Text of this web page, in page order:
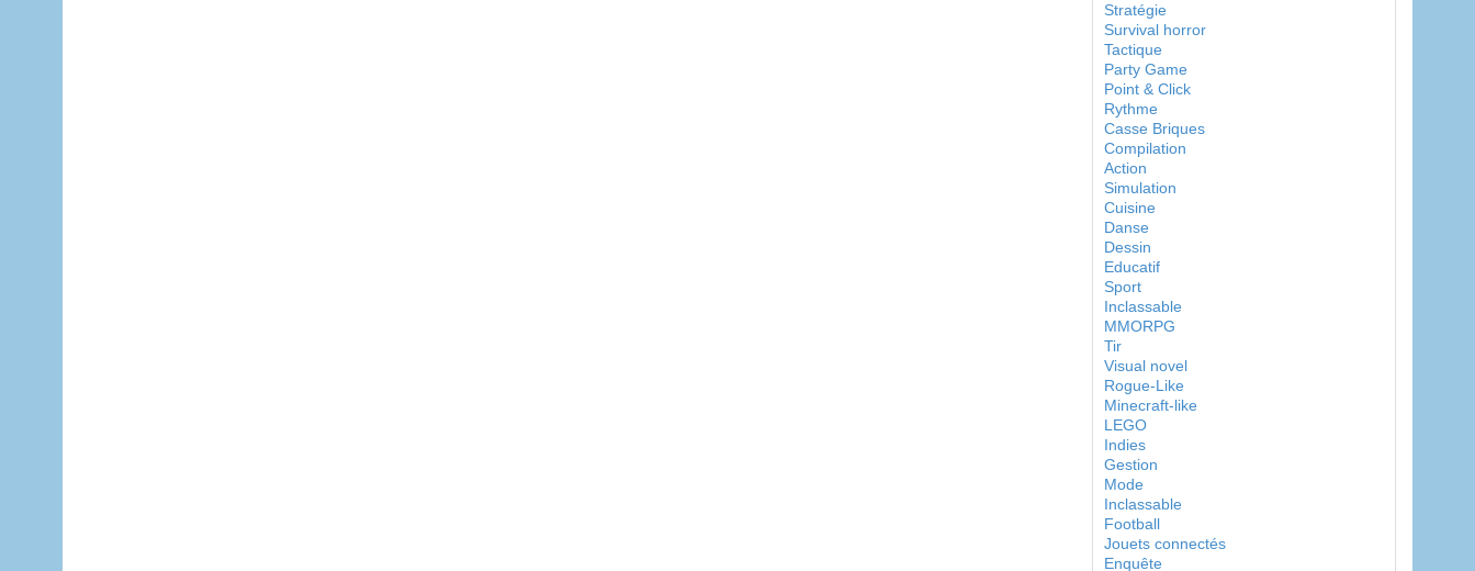
Stratégie
Survival horror
Tactique
Party Game
Point & Click
Rythme
Casse Briques
Compilation
Action
Simulation
Cuisine
Danse
Dessin
Educatif
Sport
Inclassable
MMORPG
Tir
Visual novel
Rogue-Like
Minecraft-like
LEGO
Indies
Gestion
Mode
Inclassable
Football
Jouets connectés
Enquête